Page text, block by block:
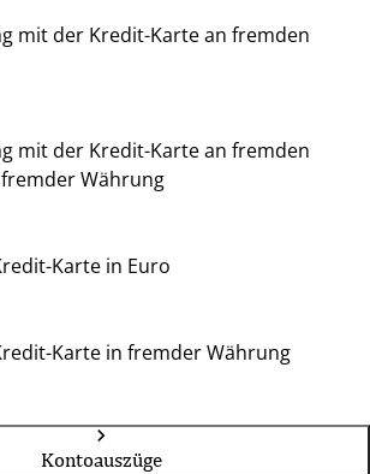
mit der Kredit-Karte an fremden
mit der Kredit-Karte an fremden
Währung
Karte in Euro
Karte in fremder Währung
Kontoauszüge